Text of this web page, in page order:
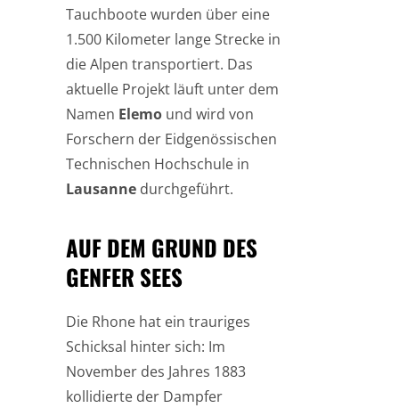
Tauchboote wurden über eine
1.500 Kilometer lange Strecke in
die Alpen transportiert. Das
aktuelle Projekt läuft unter dem
Namen Elemo und wird von
Forschern der Eidgenössischen
Technischen Hochschule in
Lausanne durchgeführt.
AUF DEM GRUND DES
GENFER SEES
Die Rhone hat ein trauriges
Schicksal hinter sich: Im
November des Jahres 1883
kollidierte der Dampfer